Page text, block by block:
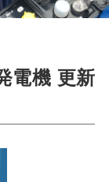
電機 更新